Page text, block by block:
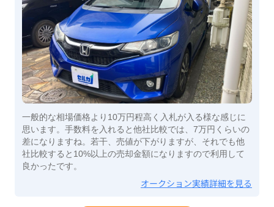
一般的な相場価格より10万円程高く入札が入る様な感じに
思います。手数料を入れると他社比較では、7万円くらいの
差になりますね。若干、売値が下がりますが、それでも他
社比較すると10%以上の売却金額になりますので利用して
良かったです。
オークション実績詳細を見る